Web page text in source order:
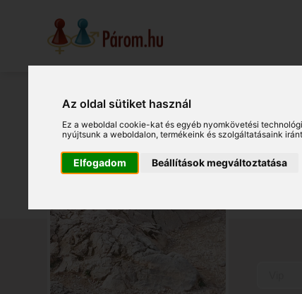
Az oldal sütiket használ
Ez a weboldal cookie-kat és egyéb nyomkövetési
nyújtsunk a weboldalon,termékeink és szolgáltatásaink
Elfogadom Beállítások megváltoztatása